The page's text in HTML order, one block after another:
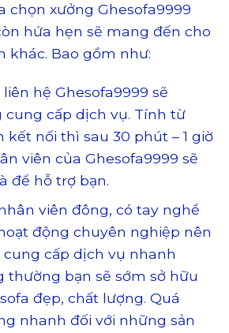
chọn xưởng Ghesofa9999
hứa hẹn sẽ mang đến cho
khác. Bao gồm như:
hệ Ghesofa9999 sẽ
cung cấp dịch vụ. Tính từ
kết nối thì sau 30 phút – 1 giờ
viên của Ghesofa9999 sẽ
để hỗ trợ bạn.
viên đông, có tay nghề
động chuyên nghiệp nên
cung cấp dịch vụ nhanh
thường bạn sẽ sớm sở hữu
đẹp, chất lượng. Quá
nhanh đối với những sản